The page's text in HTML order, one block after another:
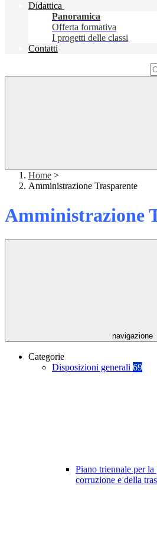
Didattica
Panoramica
Offerta formativa
I progetti delle classi
Contatti
Home >
Amministrazione Trasparente
Amministrazione
navigazione
Categorie
Disposizioni generali 69
Piano triennale per
corruzione e della